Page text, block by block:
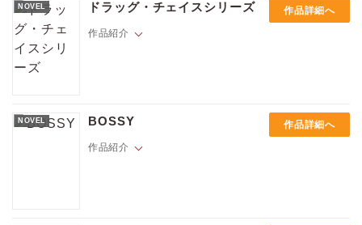
後、捜査官ブライアン・ハーリーは、潜入パートナーであったグリフィ
ン・マクマヌスへの思いにとらわれていた。一方でグリフィンもまた任
務の余波で自身の問題を抱えていた。もう二度と会わないはずだったふ
たりが再び出会う――。
NOVEL ドラッグ・チェイスシリーズ
作品紹介
作品詳細へ
薬物捜査局で働いている。犯罪者としての裏の知識を買われ、刑期短縮
の代わりに捜査協力をしているのだ。だがあともう少しでその契約も終
わる。本当の自由が手に入る。新たに相棒となった元海兵隊員の新人ボ
NOVEL BOSSY
作品紹介
作品詳細へ